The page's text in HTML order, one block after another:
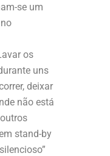
se um
os
uns
deixar
não está
stand-by